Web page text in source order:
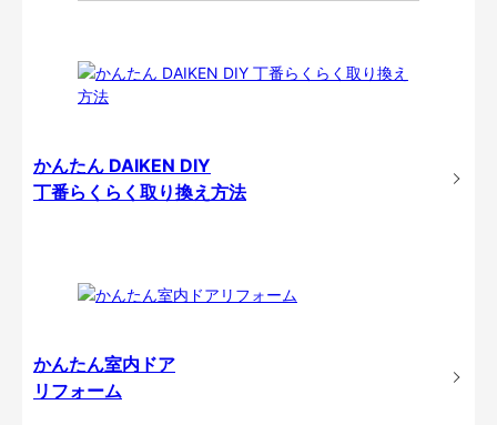
かんたん DAIKEN DIY
丁番らくらく取り換え方法
かんたん室内ドア
リフォーム